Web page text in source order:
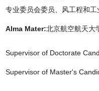
专业委员会委员、风工程和
Alma Mater:北京航空航天大
Supervisor of Doctorate
Supervisor of Master's